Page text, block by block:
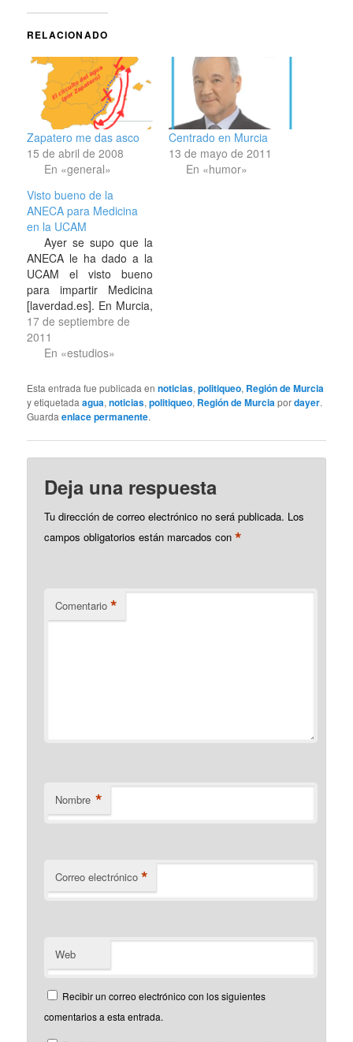
RELACIONADO
Zapatero me das asco
15 de abril de 2008
En «general»
Centrado en Murcia
13 de mayo de 2011
En «humor»
Visto bueno de la
ANECA para Medicina
en la UCAM
Ayer se supo que la
ANECA le ha dado a la
UCAM el visto bueno
para impartir Medicina
[laverdad.es]. En Murcia,
comarca huerta de,
faltaría más. Creo que
en Los Jerónimos. Y es
recién citada venda ya
cómo que Medicina se
va a impartir en la…
17 de septiembre de
2011
En «estudios»
Esta entrada fue publicada ennoticias,politiqueo, Región de Murcia
y etiquetadaagua,noticias,politiqueo, Región de Murcia pordayer.
Guardaenlace permanente.
Deja una respuesta
Tu dirección de correo electrónico no será publicada. Los
campos obligatorios están marcados con*
Comentario *
Nombre *
Correo electrónico *
Web
Recibir un correo electrónico con los siguientes
comentarios a esta entrada.